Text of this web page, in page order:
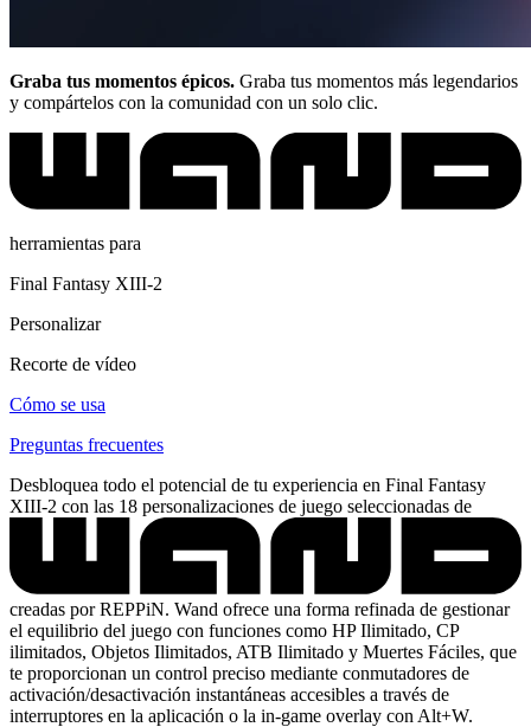
Graba tus momentos épicos. Graba tus momentos más legendarios
y compártelos con la comunidad con un solo clic.
herramientas para
Final Fantasy XIII-2
Personalizar
Recorte de vídeo
Cómo se usa
Preguntas frecuentes
Desbloquea todo el potencial de tu experiencia en Final Fantasy
XIII-2 con las 18 personalizaciones de juego seleccionadas de
creadas por REPPiN. Wand ofrece una forma refinada de gestionar
el equilibrio del juego con funciones como HP Ilimitado, CP
ilimitados, Objetos Ilimitados, ATB Ilimitado y Muertes Fáciles, que
te proporcionan un control preciso mediante conmutadores de
activación/desactivación instantáneas accesibles a través de
interruptores en la aplicación o la in-game overlay con Alt+W.